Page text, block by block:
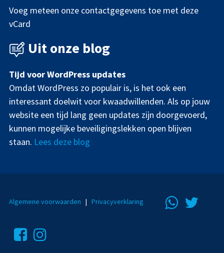
Voeg meteen onze contactgegevens toe met deze
vCard
Uit onze blog
Tijd voor WordPress updates
Omdat WordPress zo populair is, is het ook een
interessant doelwit voor kwaadwillenden. Als op jouw
website een tijd lang geen updates zijn doorgevoerd,
kunnen mogelijke beveiligingslekken open blijven
staan. Lees deze blog
Algemene voorwaarden | Privacyverklaring